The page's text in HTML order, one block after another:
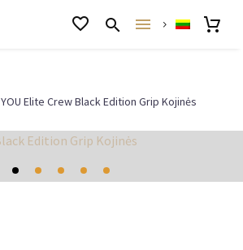
YOU Elite Crew Black Edition Grip Kojinės